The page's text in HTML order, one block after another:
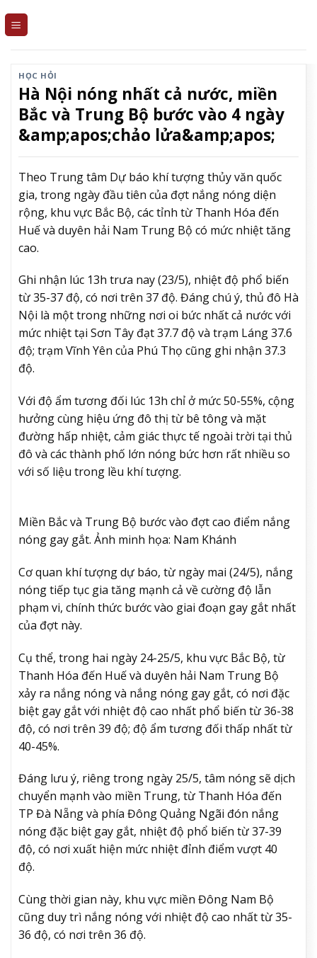
HỌC HỎI
Hà Nội nóng nhất cả nước, miền
Bắc và Trung Bộ bước vào 4 ngày
&amp;apos;chảo lửa&amp;apos;
Theo Trung tâm Dự báo khí tượng thủy văn quốc
gia, trong ngày đầu tiên của đợt nắng nóng diện
rộng, khu vực Bắc Bộ, các tỉnh từ Thanh Hóa đến
Huế và duyên hải Nam Trung Bộ có mức nhiệt tăng
cao.
Ghi nhận lúc 13h trưa nay (23/5), nhiệt độ phổ biến
từ 35-37 độ, có nơi trên 37 độ. Đáng chú ý, thủ đô Hà
Nội là một trong những nơi oi bức nhất cả nước với
mức nhiệt tại Sơn Tây đạt 37.7 độ và trạm Láng 37.6
độ; trạm Vĩnh Yên của Phú Thọ cũng ghi nhận 37.3
độ.
Với độ ẩm tương đối lúc 13h chỉ ở mức 50-55%, cộng
hưởng cùng hiệu ứng đô thị từ bê tông và mặt
đường hấp nhiệt, cảm giác thực tế ngoài trời tại thủ
đô và các thành phố lớn nóng bức hơn rất nhiều so
với số liệu trong lều khí tượng.
Miền Bắc và Trung Bộ bước vào đợt cao điểm nắng
nóng gay gắt. Ảnh minh họa: Nam Khánh
Cơ quan khí tượng dự báo, từ ngày mai (24/5), nắng
nóng tiếp tục gia tăng mạnh cả về cường độ lẫn
phạm vi, chính thức bước vào giai đoạn gay gắt nhất
của đợt này.
Cụ thể, trong hai ngày 24-25/5, khu vực Bắc Bộ, từ
Thanh Hóa đến Huế và duyên hải Nam Trung Bộ
xảy ra nắng nóng và nắng nóng gay gắt, có nơi đặc
biệt gay gắt với nhiệt độ cao nhất phổ biến từ 36-38
độ, có nơi trên 39 độ; độ ẩm tương đối thấp nhất từ
40-45%.
Đáng lưu ý, riêng trong ngày 25/5, tâm nóng sẽ dịch
chuyển mạnh vào miền Trung, từ Thanh Hóa đến
TP Đà Nẵng và phía Đông Quảng Ngãi đón nắng
nóng đặc biệt gay gắt, nhiệt độ phổ biến từ 37-39
độ, có nơi xuất hiện mức nhiệt đỉnh điểm vượt 40
độ.
Cùng thời gian này, khu vực miền Đông Nam Bộ
cũng duy trì nắng nóng với nhiệt độ cao nhất từ 35-
36 độ, có nơi trên 36 độ.